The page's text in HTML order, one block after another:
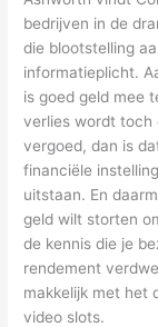
bedrijven in de
die blootstelling
informatieplicht.
is goed geld mee
verlies wordt toch
vergoed, dan is
financiële
uitstaan. En
geld wilt storten
de kennis die je
rendement
makkelijk met het
video slots.